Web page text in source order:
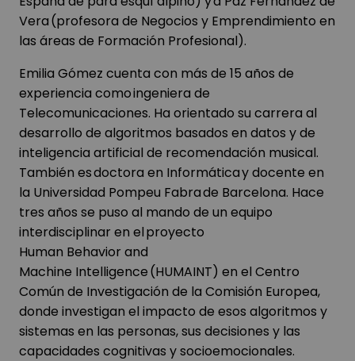
Vera (profesora de Negocios y Emprendimiento en
las áreas de Formación Profesional).
Emilia Gómez cuenta con más de 15 años de
experiencia como ingeniera de
Telecomunicaciones. Ha orientado su carrera al
desarrollo de algoritmos basados en datos y de
inteligencia artificial de recomendación musical.
También es doctora en Informática y docente en
la Universidad Pompeu Fabra de Barcelona. Hace
tres años se puso al mando de un equipo
interdisciplinar en el proyecto
Human Behavior and
Machine Intelligence (HUMAINT) en el Centro
Común de Investigación de la Comisión Europea,
donde investigan el impacto de esos algoritmos y
sistemas en las personas, sus decisiones y las
capacidades cognitivas y socioemocionales.